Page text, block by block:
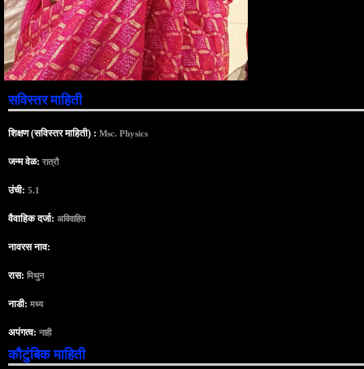
सविस्तर माहिती
शिक्षण (सविस्तर माहिती) : Msc. Physics
जन्म वेळ: रात्रौ
उंची: 5.1
वैवाहिक दर्जा: अविवाहित
नावरस नाव:
रास: मिथुन
नाडी: मध्य
अपंगत्व: नाही
कौटुंबिक माहिती